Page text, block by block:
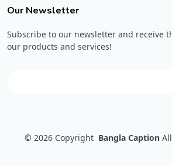
Our Newsletter
Subscribe to our newsletter and receive
our products and services!
© 2026 Copyright Bangla Caption